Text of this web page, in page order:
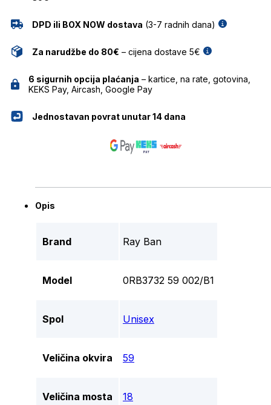
DPD ili BOX NOW dostava (3-7 radnih dana)
Za narudžbe do 80€ – cijena dostave 5€
6 sigurnih opcija plaćanja – kartice, na rate, gotovina,
KEKS Pay, Aircash, Google Pay
Jednostavan povrat unutar 14 dana
Opis
Brand Ray Ban
Model 0RB3732 59 002/B1
Spol Unisex
Veličina okvira 59
Veličina mosta 18